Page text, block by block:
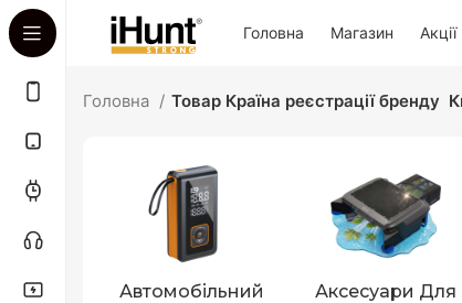
Головна Магазин Акції
Головна Товар Країна реєстрації бренду
Автомобільний
Аксесуари Для